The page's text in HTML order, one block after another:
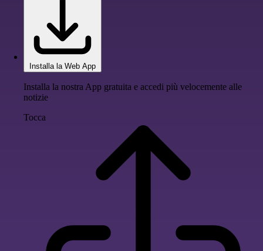
Installa la Web App
Installa la nostra App gratuita e accedi più velocemente alle
notizie
Tocca